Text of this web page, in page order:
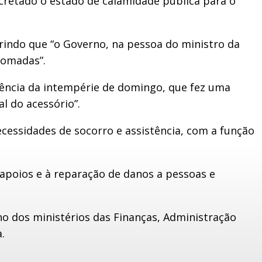
que “o Governo, na pessoa do ministro da
da intempérie de domingo, que fez uma
do acessório”.
de socorro e assistência, com a função
e à reparação de danos a pessoas e
dos ministérios das Finanças, Administração